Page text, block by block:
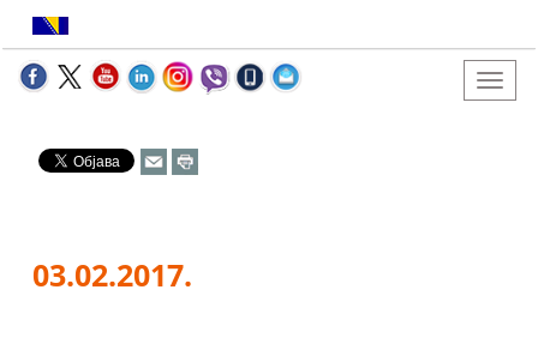
03.02.2017.